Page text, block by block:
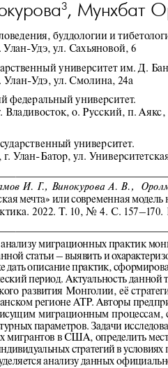
3, Мунхбат
буддологии и
Улан-Удэ, ул. Сахьяновой, 6
университет им. Д.
Улан-Удэ, ул. Смолина, 24а
федеральный университет.
Владивосток, о. Русский, п. Аякс,
университет.
Улан-Батор, ул.
И. Г., Винокурова А. В.,
мечта» или современная
2022. Т. 10, No 4. С. 157–170.
миграционных практик
статьи
– выявить и
описание практик,
период. Актуальность данной
развития Монголии, её
регионе АТР. Авторы
миграционным процессам,
параметров. Задачи
мигрантов в США, определить
стратегий в
анализу данных